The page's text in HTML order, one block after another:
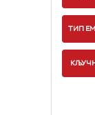
ТИП